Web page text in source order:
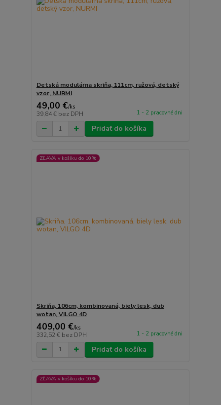
Detská modulárna skriňa, 111cm, ružová, detský
vzor, NURMI
49,00 €/ks
39,84 € bez DPH 1 - 2 pracovné dni
Pridať do košíka
ZĽAVA v košíku do 10%
Skriňa, 106cm, kombinovaná, biely lesk, dub
wotan, VILGO 4D
409,00 €/ks
332,52 € bez DPH 1 - 2 pracovné dni
Pridať do košíka
ZĽAVA v košíku do 10%